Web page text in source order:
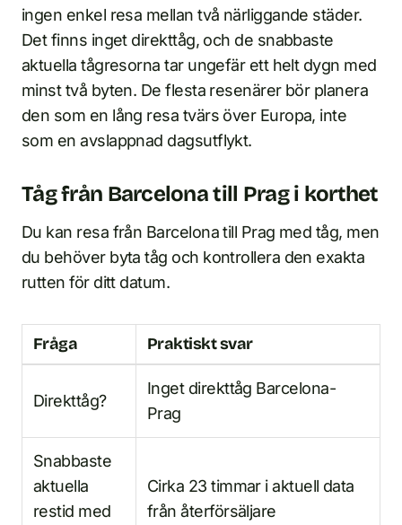
ingen enkel resa mellan två närliggande städer.
Det finns inget direkttåg, och de snabbaste
aktuella tågresorna tar ungefär ett helt dygn med
minst två byten. De flesta resenärer bör planera
den som en lång resa tvärs över Europa, inte
som en avslappnad dagsutflykt.
Tåg från Barcelona till Prag i korthet
Du kan resa från Barcelona till Prag med tåg, men
du behöver byta tåg och kontrollera den exakta
rutten för ditt datum.
Fråga Praktiskt svar
Direkttåg?
Inget direkttåg Barcelona-
Prag
Snabbaste
aktuella
restid med
Cirka 23 timmar i aktuell data
från återförsäljare